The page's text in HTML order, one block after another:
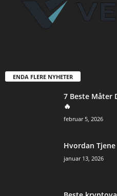
ENDA FLERE NYHETER
7 Beste Måter
🔥
februar 5, 2026
Hvordan Tjene
januar 13, 2026